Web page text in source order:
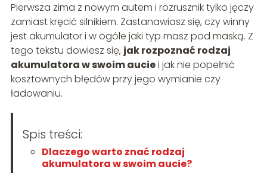
Pierwsza zima z nowym autem i rozrusznik tylko jęczy
zamiast kręcić silnikiem. Zastanawiasz się, czy winny
jest akumulator i w ogóle jaki typ masz pod maską. Z
tego tekstu dowiesz się, jak rozpoznać rodzaj
akumulatora w swoim auciei jak nie popełnić
kosztownych błędów przy jego wymianie czy
ładowaniu.
Spis treści:
Dlaczego warto znać rodzaj
akumulatora w swoim aucie?